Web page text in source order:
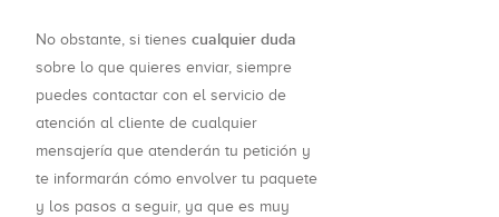
No obstante, si tienes cualquier duda
sobre lo que quieres enviar, siempre
puedes contactar con el servicio de
atención al cliente de cualquier
mensajería que atenderán tu petición y
te informarán cómo envolver tu paquete
y los pasos a seguir, ya que es muy